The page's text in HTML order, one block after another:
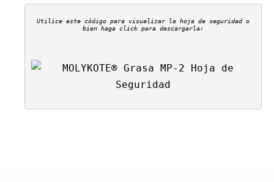
Utilice este código para visualizar la hoja de seguridad o
bien haga click para descargarla: